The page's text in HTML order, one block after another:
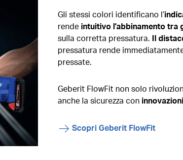
Gli stessi colori identificano l’
rende intuitivo l'abbinamento tra
sulla corretta pressatura. Il
pressatura rende
pressate.
Geberit FlowFit non solo
anche la sicurezza con
Scopri Geberit FlowFit